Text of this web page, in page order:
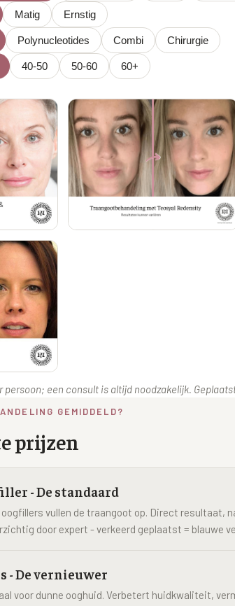
Matig Ernstig
Polynucleotides Combi Chirurgie
40-50 50-60 60+
persoon; een consult is altijd noodzakelijk.
GEMIDDELD?
prijzen
- De standaard
vullen de traangoot op. Direct resultaat,
door expert - verkeerd geplaatst = blauwe
- De vernieuwer
voor dunne ooghuid. Verbetert huidkwaliteit,